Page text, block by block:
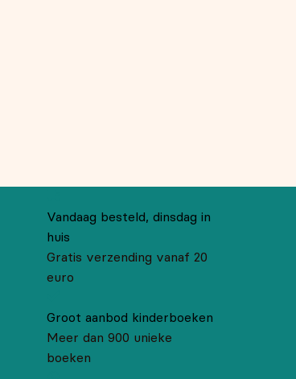
Vandaag besteld, dinsdag in
huis
Gratis verzending vanaf 20
euro
Groot aanbod kinderboeken
Meer dan 900 unieke
boeken